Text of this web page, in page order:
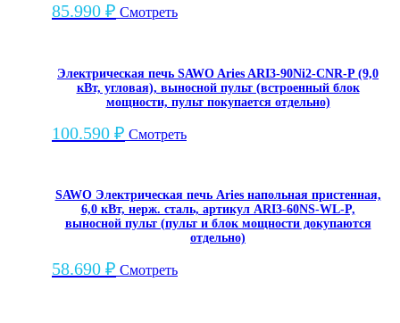
мощности
85.990 ₽ Смотреть
Электрическая печь SAWO Aries ARI3-90Ni2-CNR-P (9,0
кВт, угловая), выносной пульт (встроенный блок
мощности, пульт покупается отдельно)
100.590 ₽ Смотреть
SAWO Электрическая печь Aries напольная пристенная,
6,0 кВт, нерж. сталь, артикул ARI3-60NS-WL-P,
выносной пульт (пульт и блок мощности докупаются
отдельно)
58.690 ₽ Смотреть